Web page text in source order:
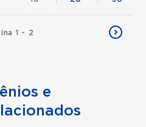
1 - 2
e